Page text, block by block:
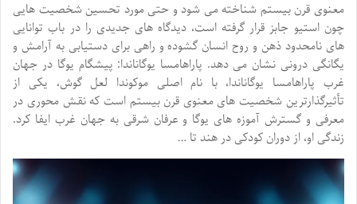
معنوی قرن بیستم شناخته می شود و حتی مورد تحسین شخصیت هایی
چون استیو جابز قرار گرفته است، دیدگاه های جدیدی را در باب توانایی
های نامحدود ذهن و روح انسان گشوده و راهی برای دستیابی به آرامش و
یگانگی درونی نشان می دهد. پاراهامسا یوگاناندا: پیشگام یوگا در جهان
غرب پاراهامسا یوگاناندا، با نام اصلی موکوندا لعل گوش، یکی از
تأثیرگذارترین شخصیت های معنوی قرن بیستم است که نقش محوری در
معرفی و گسترش آموزه های یوگا و عرفان شرقی به جهان غرب ایفا کرد.
زندگی او، از دوران کودکی در هند تا …